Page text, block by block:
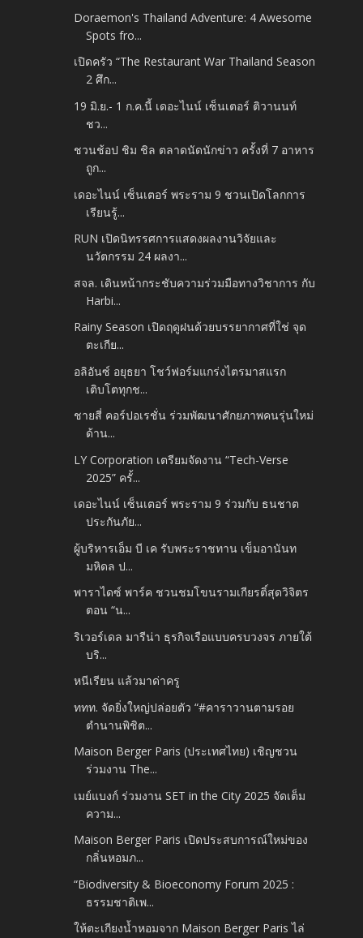
Doraemon's Thailand Adventure: 4 Awesome
Spots fro...
เปิดครัว “The Restaurant War Thailand Season
2 ศึก...
19 มิ.ย.- 1 ก.ค.นี้ เดอะไนน์ เซ็นเตอร์ ติวานนท์
ชว...
ชวนช้อป ชิม ชิล ตลาดนัดนักข่าว ครั้งที่ 7 อาหาร
ถูก...
เดอะไนน์ เซ็นเตอร์ พระราม 9 ชวนเปิดโลกการ
เรียนรู้...
RUN เปิดนิทรรศการแสดงผลงานวิจัยและ
นวัตกรรม 24 ผลงา...
สจล. เดินหน้ากระชับความร่วมมือทางวิชาการ กับ
Harbi...
Rainy Season เปิดฤดูฝนด้วยบรรยากาศที่ใช่ จุด
ตะเกีย...
อลิอันซ์ อยุธยา โชว์ฟอร์มแกร่งไตรมาสแรก
เติบโตทุกช...
ชายสี่ คอร์ปอเรชั่น ร่วมพัฒนาศักยภาพคนรุ่นใหม่
ด้าน...
LY Corporation เตรียมจัดงาน “Tech-Verse
2025” ครั้...
เดอะไนน์ เซ็นเตอร์ พระราม 9 ร่วมกับ ธนชาต
ประกันภัย...
ผู้บริหารเอ็ม บี เค รับพระราชทาน เข็มอานันท
มหิดล ป...
พาราไดซ์ พาร์ค ชวนชมโขนรามเกียรติ์สุดวิจิตร
ตอน “น...
ริเวอร์เดล มารีน่า ธุรกิจเรือแบบครบวงจร ภายใต้
บริ...
หนีเรียน แล้วมาด่าครู
ททท. จัดยิ่งใหญ่ปล่อยตัว “#คาราวานตามรอย
ตำนานพิชิต...
Maison Berger Paris (ประเทศไทย) เชิญชวน
ร่วมงาน The...
เมย์แบงก์ ร่วมงาน SET in the City 2025 จัดเต็ม
ความ...
Maison Berger Paris เปิดประสบการณ์ใหม่ของ
กลิ่นหอมภ...
“Biodiversity & Bioeconomy Forum 2025 :
ธรรมชาติเพ...
ให้ตะเกียงน้ำหอมจาก Maison Berger Paris ไล่